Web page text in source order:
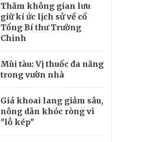
Thăm không gian lưu
giữ kí ức lịch sử về cố
Tổng Bí thư Trường
Chinh
Mùi tàu: Vị thuốc đa năng
trong vườn nhà
Giá khoai lang giảm sâu,
nông dân khóc ròng vì
"lỗ kép"